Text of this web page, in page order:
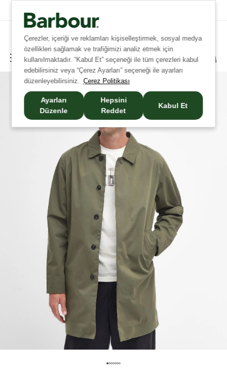
Çerezler, içeriği ve reklamları kişiselleştirmek, sosyal medya
özellikleri sağlamak ve trafiğimizi analiz etmek için
kullanılmaktadır. “Kabul Et” seçeneği ile tüm çerezleri kabul
edebilirsiniz veya “Çerez Ayarları” seçeneği ile ayarları
düzenleyebilirsiniz. Çerez Politikası
Ayarları
Düzenle
Hepsini
Reddet
Kabul Et